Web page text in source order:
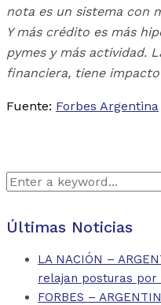
nota es un sistema con
Y más crédito es más
pymes y más actividad.
financiera, tiene
Fuente: Forbes Argentina
Search
Últimas Noticias
LA NACIÓN –
relajan posturas por
FORBES –